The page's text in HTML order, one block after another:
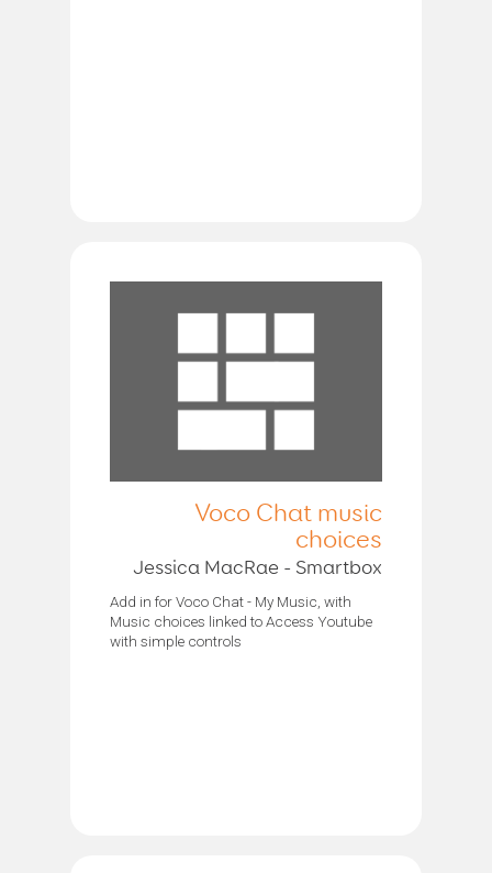
Voco Chat music
choices
Jessica MacRae - Smartbox
Add in for Voco Chat - My Music, with
Music choices linked to Access Youtube
with simple controls